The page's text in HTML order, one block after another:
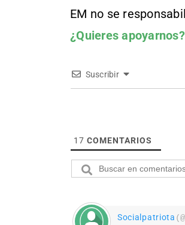
EM no se
¿Quieres apoyarnos?
Suscribir
17 COMENTARIOS
Socialpatriota